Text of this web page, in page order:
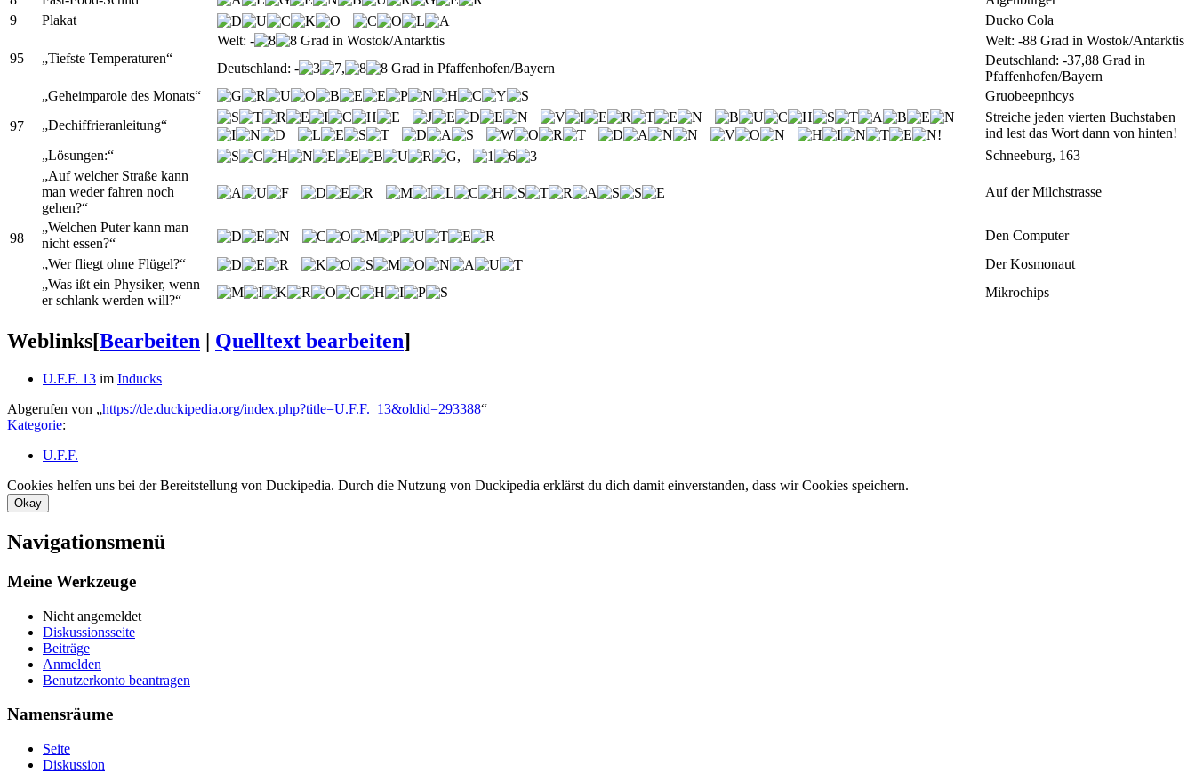
9
Plakat Ducko Cola
95 „Tiefste Temperaturen“
Welt: - Grad in Wostok/Antarktis
Welt: -88 Grad in Wostok/Antarktis
Deutschland: -
, Grad in Pfaffenhofen/Bayern
Deutschland: -37,88 Grad in
Pfaffenhofen/Bayern
97
„Geheimparole des Monats“
Gruobeepnhcys
„Dechiffrieranleitung“
!
Streiche jeden vierten Buchstaben
ind lest das Wort dann von hinten!
„Lösungen:“
, Schneeburg, 163
98
„Auf welcher Straße kann
man weder fahren noch
gehen?“
Auf der Milchstrasse
„Welchen Puter kann man
nicht essen?“
Den Computer
„Wer fliegt ohne Flügel?“
Der Kosmonaut
„Was ißt ein Physiker, wenn
er schlank werden will?“
Mikrochips
Weblinks[Bearbeiten Quelltext bearbeiten]
U.F.F. 13 im Inducks
Abgerufen von „https://de.duckipedia.org/index.php?title=U.F.F._13&oldid=293388“
Kategorie:
U.F.F.
Cookies helfen uns bei der Bereitstellung von Duckipedia. Durch die Nutzung von Duckipedia erklärst du dich damit einverstanden, dass wir Cookies speichern.
Okay
Navigationsmenü
Meine Werkzeuge
Nicht angemeldet
Diskussionsseite
Beiträge
Anmelden
Benutzerkonto beantragen
Namensräume
Seite
Diskussion